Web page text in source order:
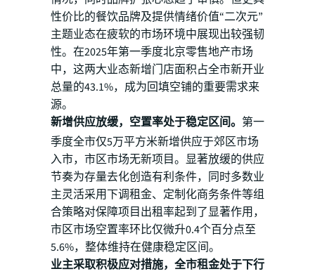
性价比的餐饮品牌及提供情绪价值“二次元”
主题业态在疲软的市场环境中展现出较强韧
性。在2025年第一季度北京零售地产市场
中，这两大业态新增门店面积占全市新开业
总量的43.1%，成为回填空铺的重要需求来
源。
新增供应放缓，空置率处于稳定区间。 第一
季度全市仅5万平方米新增供应于郊区市场
入市，市区市场无新项目。显著放缓的供应
节奏为存量去化创造有利条件，同时多数业
主灵活采用下调租金、定制化商务条件等组
合策略对保障项目出租率起到了显著作用，
市区市场空置率环比仅微升0.4个百分点至
5.6%，整体维持在健康稳定区间。
业主采取积极应对措施，全市租金处于下行